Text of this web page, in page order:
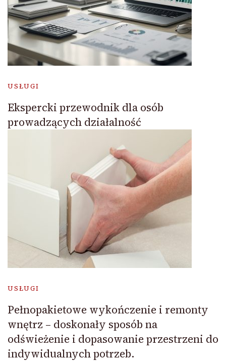
USŁUGI
Ekspercki przewodnik dla osób
prowadzących działalność
USŁUGI
Pełnopakietowe wykończenie i remonty
wnętrz – doskonały sposób na
odświeżenie i dopasowanie przestrzeni do
indywidualnych potrzeb.